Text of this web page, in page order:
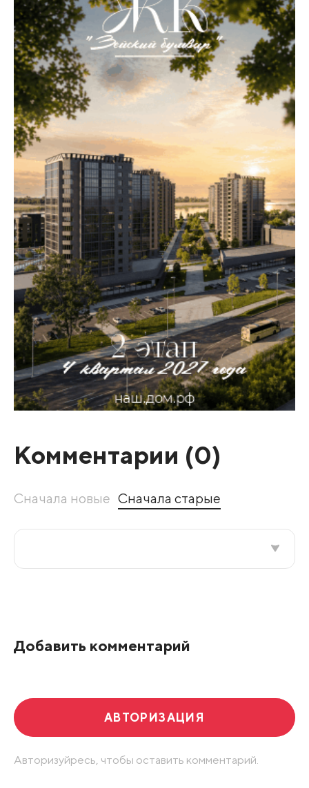
Комментарии (0)
Сначала новые Сначала старые
Добавить комментарий
АВТОРИЗАЦИЯ
Авторизуйресь, чтобы оставить комментарий.